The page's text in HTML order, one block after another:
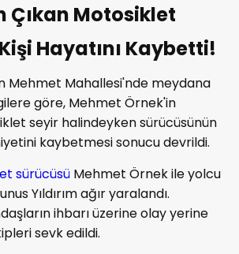
Çıkan Motosiklet
Hayatını Kaybetti!
Mehmet Mahallesi'nde meydana
göre, Mehmet Örnek'in
seyir halindeyken sürücüsünün
kaybetmesi sonucu devrildi.
sürücüsü Mehmet Örnek ile yolcu
Yıldırım ağır yaralandı.
ihbarı üzerine olay yerine
sevk edildi.